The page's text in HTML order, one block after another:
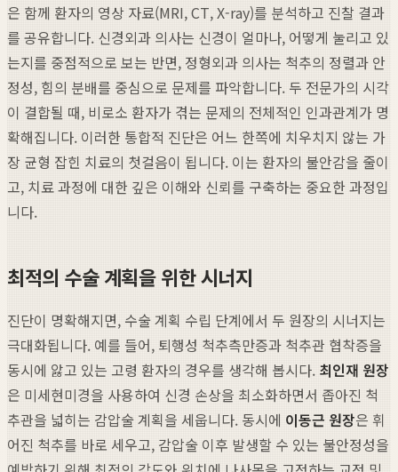
은 함께 환자의 영상 자료(MRI, CT, X-ray)를 분석하고 진찰 결과
를 공유합니다. 신경외과 의사는 신경이 얼마나, 어떻게 눌리고 있
는지를 중점적으로 보는 반면, 정형외과 의사는 척추의 정렬과 안
정성, 힘의 분배를 중심으로 문제를 파악합니다. 두 전문가의 시각
이 결합될 때, 비로소 환자가 겪는 문제의 전체적인 인과관계가 명
확해집니다. 이러한 통합적 진단은 어느 한쪽에 치우치지 않는 가
장 균형 잡힌 치료의 첫걸음이 됩니다. 이는 환자의 불안감을 줄이
고, 치료 과정에 대한 깊은 이해와 신뢰를 구축하는 중요한 과정입
니다.
최적의 수술 계획을 위한 시너지
진단이 명확해지면, 수술 계획 수립 단계에서 두 원장의 시너지는
극대화됩니다. 예를 들어, 퇴행성 척추측만증과 척추관 협착증을
동시에 앓고 있는 고령 환자의 경우를 생각해 봅시다. 최인재 원장
은 미세현미경을 사용하여 신경 손상을 최소화하면서 좁아진 척
추관을 넓히는 감압술 계획을 세웁니다. 동시에 이동근 원장은 휘
어진 척추를 바로 세우고, 감압술 이후 발생할 수 있는 불안정성을